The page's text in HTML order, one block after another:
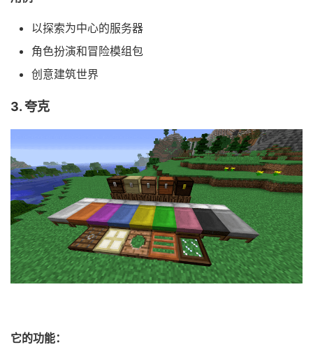
以探索为中心的服务器
角色扮演和冒险模组包
创意建筑世界
3. 夸克
它的功能：